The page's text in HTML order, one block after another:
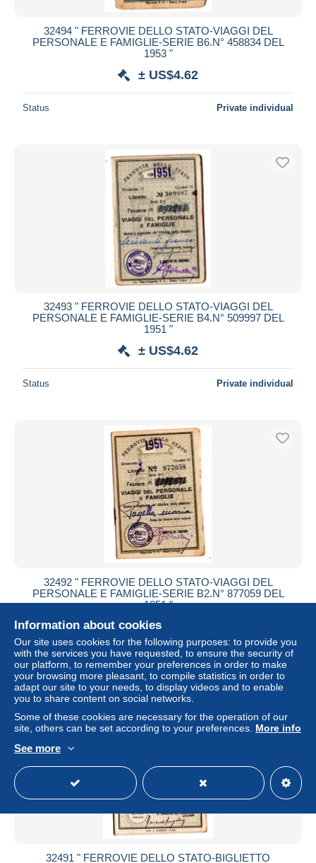
32494 " FERROVIE DELLO STATO-VIAGGI DEL
PERSONALE E FAMIGLIE-SERIE B6.N° 458834 DEL
1953 "
± US$4.62
Status Private individual
32493 " FERROVIE DELLO STATO-VIAGGI DEL
PERSONALE E FAMIGLIE-SERIE B4.N° 509997 DEL
1951 "
± US$4.62
Status Private individual
32492 " FERROVIE DELLO STATO-VIAGGI DEL
PERSONALE E FAMIGLIE-SERIE B2.N° 877059 DEL
1951 "
± US$4.62
Status Private individual
32491 " FERROVIE DELLO STATO-BIGLIETTO
Information about cookies
Our site uses cookies for the following purposes: to provide you
with the services you have requested, to ensure the security of
our platform, to remember your preferences in order to make
your browsing more pleasant, to compile statistics in order to
adapt our site to your needs, to display videos and to enable
you to share content on social networks.
Some of these cookies are necessary for the operation of our
site, others can be set according to your preferences. More info
See more